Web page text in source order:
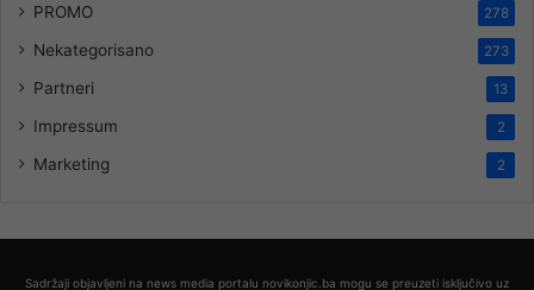
PROMO 278
Nekategorisano 273
Partneri 13
Impressum 2
Marketing 2
Sadržaji objavljeni na news media portalu novikonjic.ba mogu se preuzeti isključivo uz